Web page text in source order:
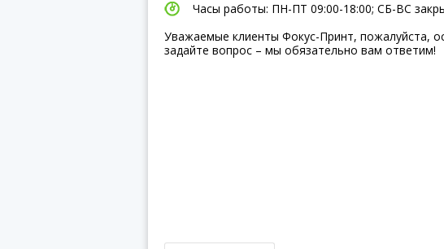
Часы работы: ПН-ПТ 09:00-18:00; СБ-ВC
Уважаемые клиенты Фокус-Принт, пожалуйста,
задайте вопрос – мы обязательно вам ответим!